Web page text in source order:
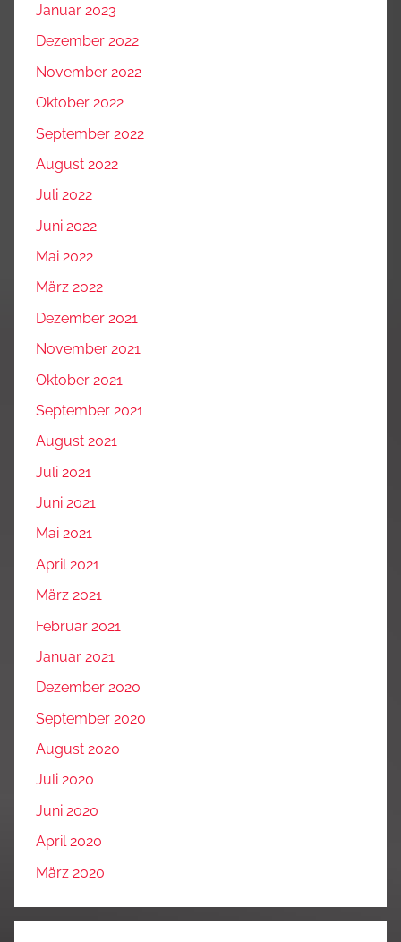
Januar 2023
Dezember 2022
November 2022
Oktober 2022
September 2022
August 2022
Juli 2022
Juni 2022
Mai 2022
März 2022
Dezember 2021
November 2021
Oktober 2021
September 2021
August 2021
Juli 2021
Juni 2021
Mai 2021
April 2021
März 2021
Februar 2021
Januar 2021
Dezember 2020
September 2020
August 2020
Juli 2020
Juni 2020
April 2020
März 2020